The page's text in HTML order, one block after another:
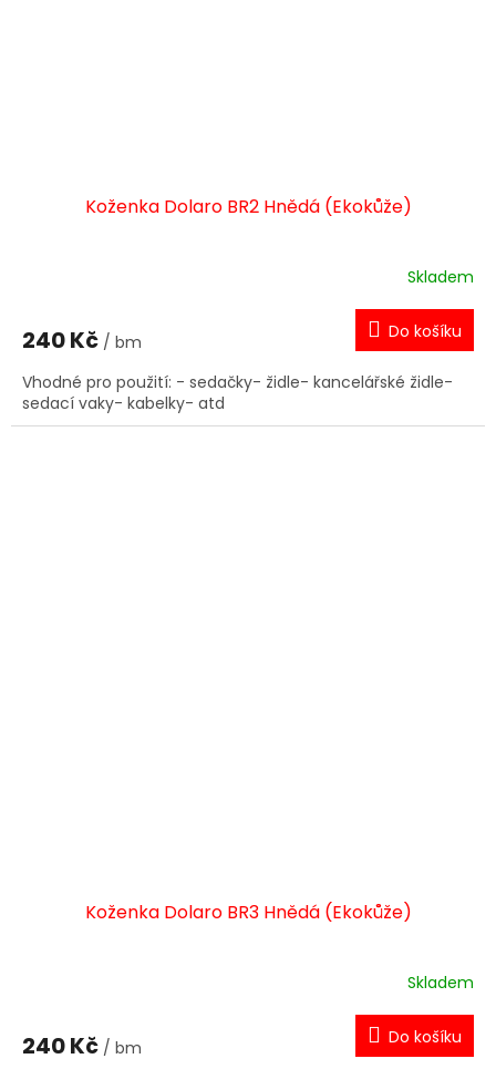
Koženka Dolaro BR2 Hnědá (Ekokůže)
Skladem
240 Kč / bm Do košíku
Vhodné pro použití: - sedačky- židle- kancelářské židle-
sedací vaky- kabelky- atd
Koženka Dolaro BR3 Hnědá (Ekokůže)
Skladem
240 Kč / bm Do košíku